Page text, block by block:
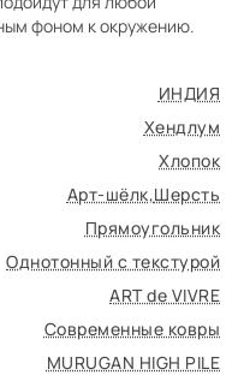
фоном к окружению.
ИНДИЯ
Хендлум
Хлопок
Арт-шёлк,Шерсть
Прямоугольник
Однотонный с текстурой
ART de VIVRE
Современные ковры
MURUGAN HIGH PILE